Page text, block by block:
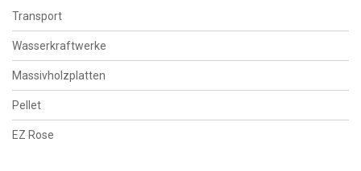
Transport
Wasserkraftwerke
Massivholzplatten
Pellet
EZ Rose